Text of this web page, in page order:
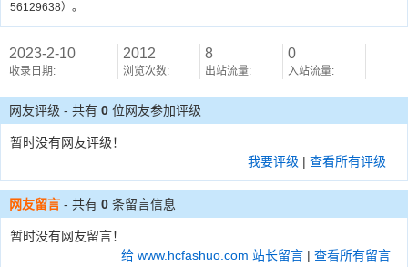
56129638）。
2023-2-10
收录日期:
2012
浏览次数:
8
出站流量:
0
入站流量:
网友评级 - 共有 0 位网友参加评级
暂时没有网友评级！
我要评级 | 查看所有评级
网友留言 - 共有 0 条留言信息
暂时没有网友留言！
给 www.hcfashuo.com 站长留言 | 查看所有留言